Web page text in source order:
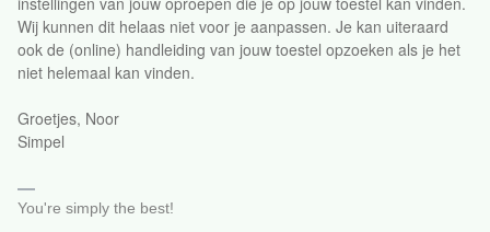
Wij kunnen dit helaas niet voor je aanpassen. Je kan uiteraard
ook de (online) handleiding van jouw toestel opzoeken als je het
niet helemaal kan vinden.
Groetjes, Noor
Simpel
You're simply the best!